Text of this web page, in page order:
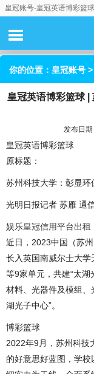
皇冠账号-皇冠英语博彩篮
你的位置： 皇冠账号 >
学：彰显环保本性
皇冠英语博彩篮球
发布日
皇冠英语博彩篮球
原标题：
苏州科技大学：彰显环
光明日报记者 苏雁 通
娱乐皇冠信用平台出租
近日，2023中国（苏
长入英国南威尔士大
等9家单元，共建“太
材料、光器件及模组、
湖光子中心”。
博彩篮球
2022年9月，苏州科技
的好意思好蓝图，学